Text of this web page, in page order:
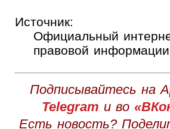
Источник:
Официальный
правовой информации
Подписывайтесь на
Telegram и во
Есть новость?